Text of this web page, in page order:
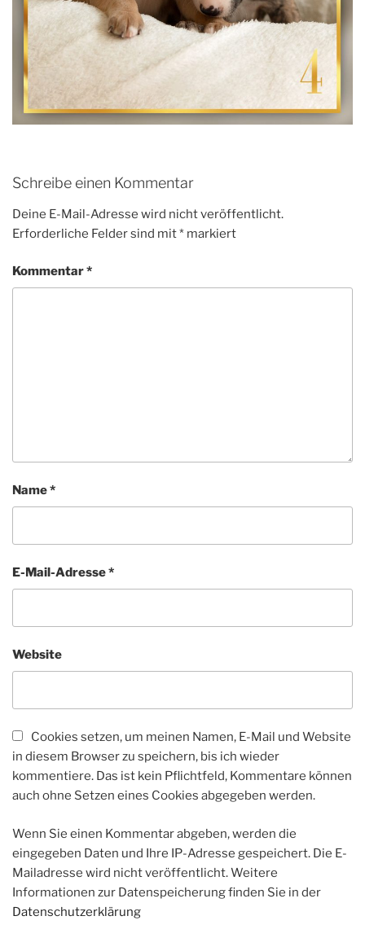
Schreibe einen Kommentar
Deine E-Mail-Adresse wird nicht veröffentlicht.
Erforderliche Felder sind mit* markiert
Kommentar*
Name*
E-Mail-Adresse*
Website
Cookies setzen, um meinen Namen, E-Mail und Website
in diesem Browser zu speichern, bis ich wieder
kommentiere. Das ist kein Pflichtfeld, Kommentare können
auch ohne Setzen eines Cookies abgegeben werden.
Wenn Sie einen Kommentar abgeben, werden die
eingegeben Daten und Ihre IP-Adresse gespeichert. Die E-
Mailadresse wird nicht veröffentlicht. Weitere
Informationen zur Datenspeicherung finden Sie in der
Datenschutzerklärung